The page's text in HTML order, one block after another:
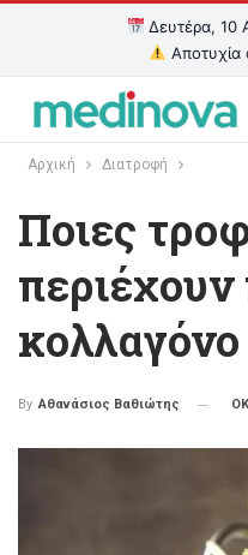
Δευτέρα, 10
Αποτυχία
Αρχική Διατροφή
Ποιες
περιέχουν
κολλαγόνο
By Αθανάσιος Βαθιώτης